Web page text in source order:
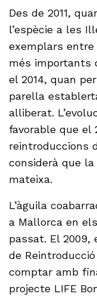
Des de 2011,
l’espècie a les
exemplars
més importants
el 2014, quan
parella
alliberat.
favorable que el
reintroduccions
considerà que
mateixa.
L’àguila
a Mallorca en
passat. El 2009,
de Reintroducció
comptar amb
projecte LIFE